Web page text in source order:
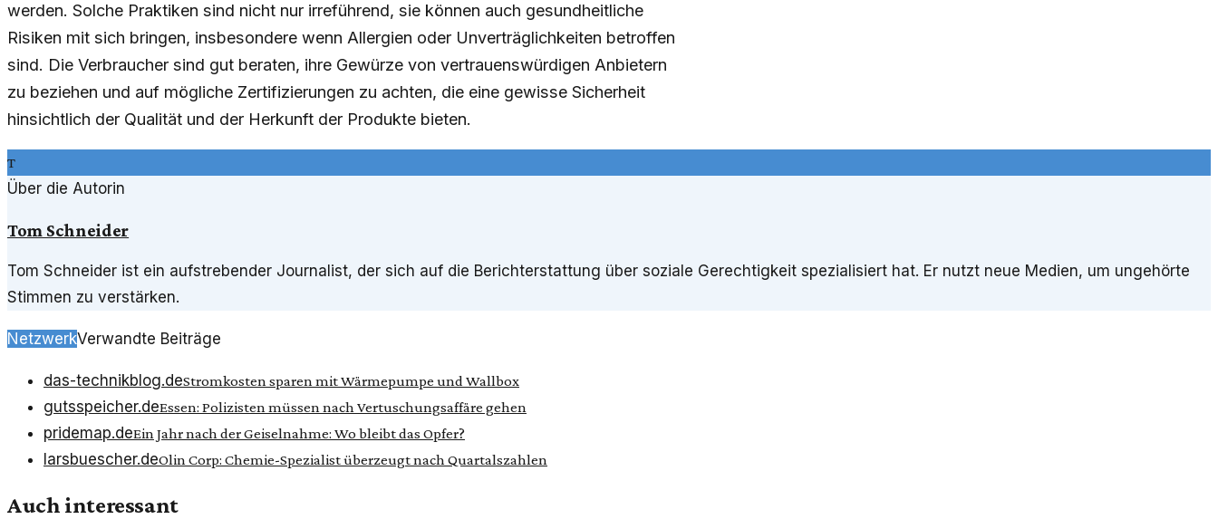
werden. Solche Praktiken sind nicht nur irreführend, sie können auch gesundheitliche
Risiken mit sich bringen, insbesondere wenn Allergien oder Unverträglichkeiten betroffen
sind. Die Verbraucher sind gut beraten, ihre Gewürze von vertrauenswürdigen Anbietern
zu beziehen und auf mögliche Zertifizierungen zu achten, die eine gewisse Sicherheit
hinsichtlich der Qualität und der Herkunft der Produkte bieten.
T
Über die Autorin
Tom Schneider
Tom Schneider ist ein aufstrebender Journalist, der sich auf die Berichterstattung über soziale Gerechtigkeit spezialisiert hat. Er nutzt neue Medien, um ungehörte
Stimmen zu verstärken.
NetzwerkVerwandte Beiträge
das-technikblog.deStromkosten sparen mit Wärmepumpe und Wallbox
gutsspeicher.deEssen: Polizisten müssen nach Vertuschungsaffäre gehen
pridemap.deEin Jahr nach der Geiselnahme: Wo bleibt das Opfer?
larsbuescher.deOlin Corp: Chemie-Spezialist überzeugt nach Quartalszahlen
Auch interessant